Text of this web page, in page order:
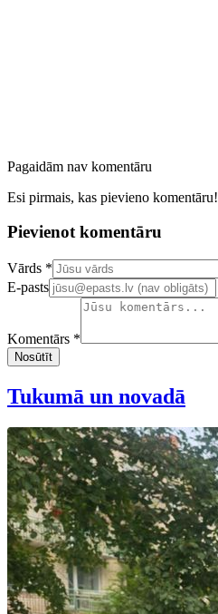
Pagaidām nav komentāru
Esi pirmais, kas pievieno komentāru!
Pievienot komentāru
Confirm your email address
Vārds *
E-pasts
Komentārs *
Nosūtīt
Tukumā un novadā